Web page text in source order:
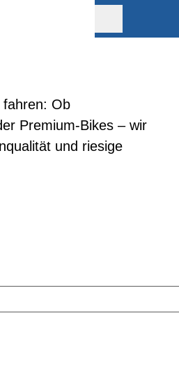
fahren: Ob
Premium-Bikes – wir
und riesige